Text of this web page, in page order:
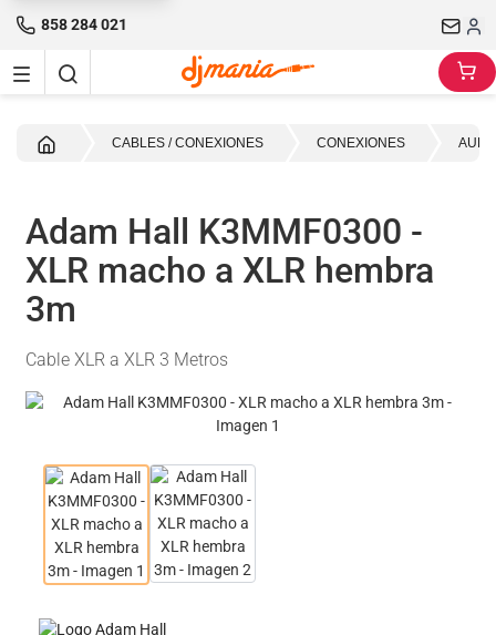
858 284 021
CABLES / CONEXIONES CONEXIONES
Adam Hall K3MMF0300 -
XLR macho a XLR hembra
3m
Cable XLR a XLR 3 Metros